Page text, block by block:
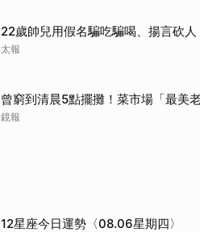
22歲帥兒用假名騙吃騙喝、揚言砍
太報
曾窮到清晨5點擺攤！菜市場「最
鏡報
12星座今日運勢〈08.06星期四〉